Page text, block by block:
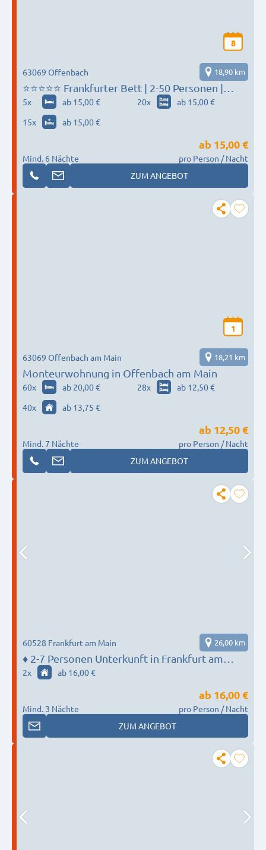
8
⭐⭐⭐⭐⭐ Frankfurter Bett | 2-50 Personen |
Highspeed-W-Lan | Einzelbetten
63069 Offenbach 18,90 km
5x ab 15,00 € 20x
ab 15,00 €
15x ab 15,00 €
Mind. 6 Nächte
ab 15,00 €
pro Person / Nacht
ZUM ANGEBOT
1
Monteurwohnung in Offenbach am Main
63069 Offenbach am Main 18,21 km
60x ab 20,00 € 28x
ab 12,50 €
40x ab 13,75 €
Mind. 7 Nächte
ab 12,50 €
pro Person / Nacht
ZUM ANGEBOT
♦️ 2-7 Personen Unterkunft in Frankfurt am
Main - MONTEUR BASE
60528 Frankfurt am Main 26,00 km
2x ab 16,00 €
Mind. 3 Nächte
ab 16,00 €
pro Person / Nacht
ZUM ANGEBOT